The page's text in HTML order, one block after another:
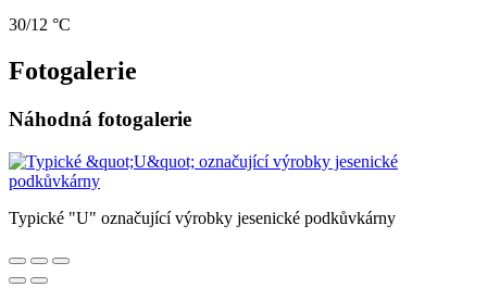
30/12 °C
Fotogalerie
Náhodná fotogalerie
Typické "U" označující výrobky jesenické podkůvkárny